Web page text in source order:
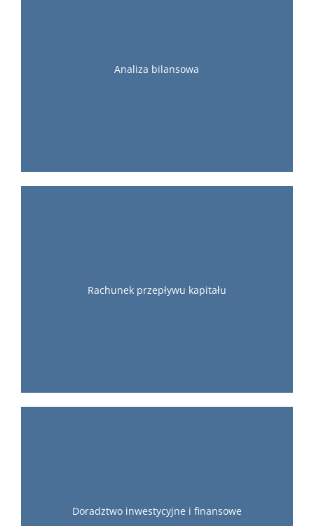
Analiza bilansowa
Rachunek przepływu kapitału
Doradztwo inwestycyjne i finansowe